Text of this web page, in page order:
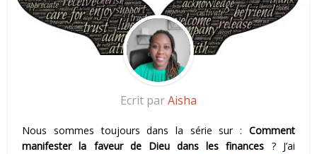
Ecrit parAisha
Nous sommes toujours dans la série sur : Comment
manifester la faveur de Dieu dans les finances ? J’ai